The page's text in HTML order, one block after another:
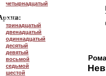
четырнадцатый
тринадцатый
двенадцатый
одиннадцатый
десятый
девятый
восьмой
седьмой
шестой